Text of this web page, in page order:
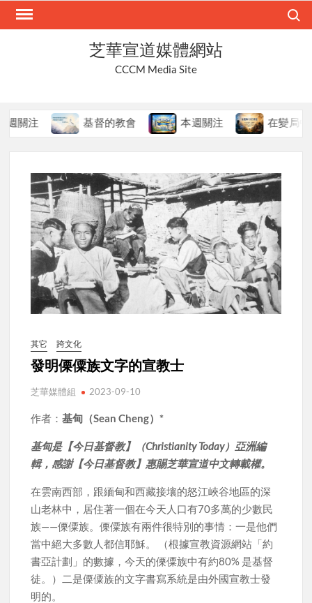
Skip
芝華宣道媒體網站
CCCM Media Site
基督的教會 本週關注 在變局中持守
其它 跨文化
發明傈僳族文字的宣教士
芝華媒體組 2023-09-10
作者：基甸（Sean Cheng）*
基甸是【今日基督教】（Christianity Today）亞洲編
輯，感謝【今日基督教】惠賜芝華宣道中文轉載權。
在雲南西部，跟緬甸和西藏接壤的怒江峽谷地區的深
山老林中，居住著一個在今天人口有70多萬的少數民
族——傈僳族。傈僳族有兩件很特別的事情：一是他們
當中絕大多數人都信耶穌。 （根據宣教資源網站「約
書亞計劃」的數據，今天的傈僳族中有約80% 是基督
徒。）二是傈僳族的文字書寫系統是由外國宣教士發
明的。